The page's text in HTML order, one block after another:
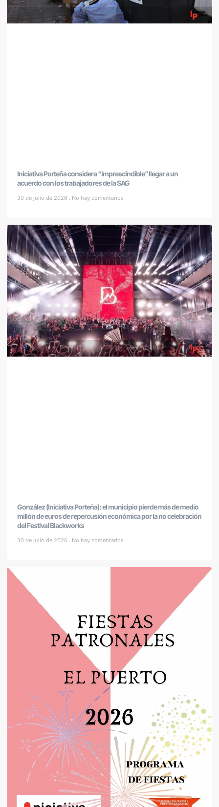
Iniciativa Porteña considera “imprescindible” llegar a un
acuerdo con los trabajadores de la SAG
30 de julio de 2026 No hay comentarios
González (Iniciativa Porteña): el municipio pierde más de medio
millón de euros de repercusión económica por la no celebración
del Festival Blackworks
30 de julio de 2026 No hay comentarios